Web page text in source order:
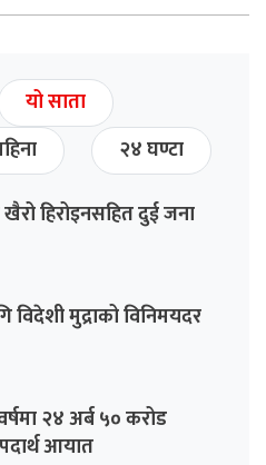
यो साता
२४ घण्टा
हिरोइनसहित दुई जना
मुद्राको विनिमयदर
२४ अर्ब ५० करोड
आयात